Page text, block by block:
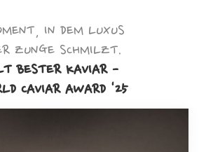
IN DEM LUXUS
ZUNGE SCHMILZT.
BESTER KAVIAR -
CAVIAR AWARD '25